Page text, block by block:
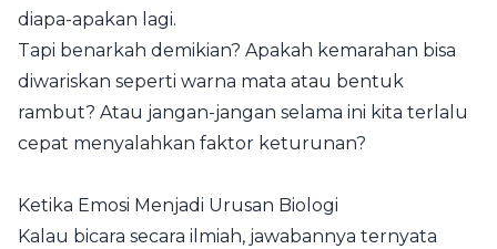
diapa-apakan lagi.
Tapi benarkah demikian? Apakah kemarahan bisa
diwariskan seperti warna mata atau bentuk
rambut? Atau jangan-jangan selama ini kita terlalu
cepat menyalahkan faktor keturunan?
Ketika Emosi Menjadi Urusan Biologi
Kalau bicara secara ilmiah, jawabannya ternyata